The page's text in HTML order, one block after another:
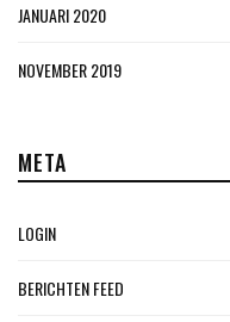
JANUARI 2020
NOVEMBER 2019
META
LOGIN
BERICHTEN FEED